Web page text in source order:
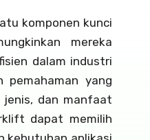
komponen kunci
mereka
dalam industri
pemahaman yang
dan manfaat
dapat memilih